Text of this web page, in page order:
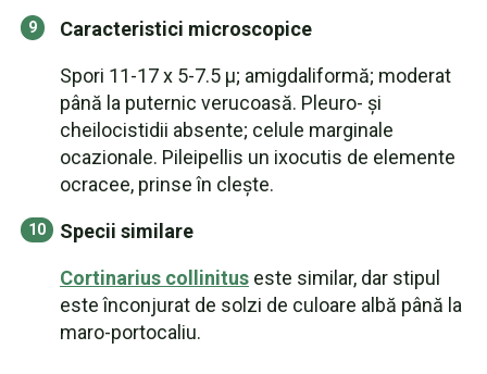
Caracteristici microscopice
Spori 11-17 x 5-7.5 µ; amigdaliformă; moderat
până la puternic verucoasă. Pleuro- și
cheilocistidii absente; celule marginale
ocazionale. Pileipellis un ixocutis de elemente
ocracee, prinse în clește.
Specii similare
Cortinarius collinitus este similar, dar stipul
este înconjurat de solzi de culoare albă până la
maro-portocaliu.